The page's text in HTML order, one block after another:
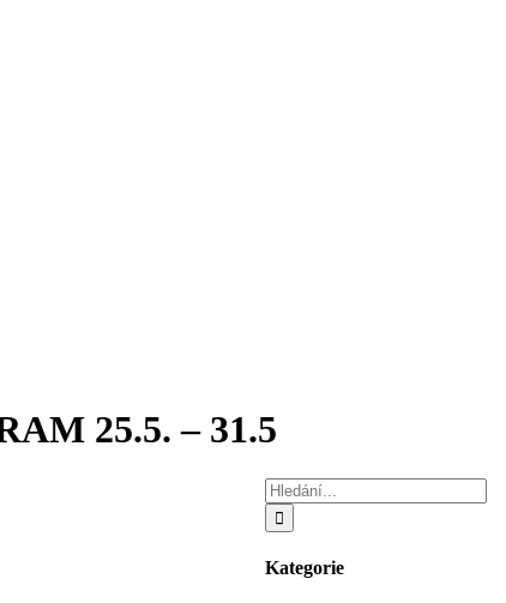
25.5. – 31.5
Hledat:
Kategorie